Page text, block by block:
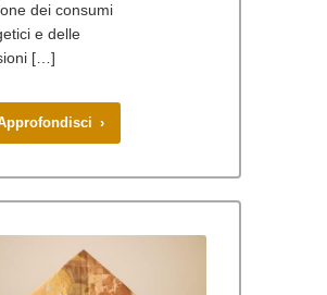
dei consumi
e delle
[…]
›